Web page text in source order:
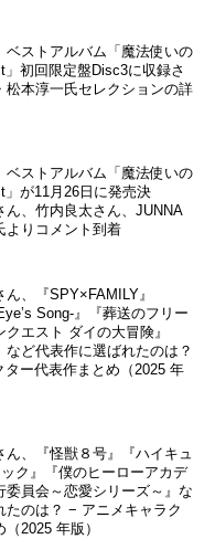
ベストアルバム「魔法使いの
初回限定盤Disc3に収録さ
松本淳一氏セレクションの詳
ベストアルバム「魔法使いの
が11月26日に発売決
、竹内良太さん、JUNNA
よりコメント到着
、『SPY×FAMILY』
Song-』『葬送のフリー
エスト ダイの大冒険』
など代表作に選ばれたのは？
ー代表作まとめ（2025 年
ん、『怪獣８号』『ハイキュ
ク』『僕のヒーローアカデ
委員会～恋愛シリーズ～』な
たのは？ − アニメキャラク
2025 年版）